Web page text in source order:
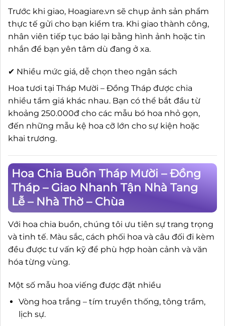
Trước khi giao, Hoagiare.vn sẽ chụp ảnh sản phẩm
thực tế gửi cho bạn kiểm tra. Khi giao thành công,
nhân viên tiếp tục báo lại bằng hình ảnh hoặc tin
nhắn để bạn yên tâm dù đang ở xa.
✔ Nhiều mức giá, dễ chọn theo ngân sách
Hoa tươi tại Tháp Mười – Đồng Tháp được chia
nhiều tầm giá khác nhau. Bạn có thể bắt đầu từ
khoảng 250.000đ cho các mẫu bó hoa nhỏ gọn,
đến những mẫu kệ hoa cỡ lớn cho sự kiện hoặc
khai trương.
Hoa Chia Buồn Tháp Mười – Đồng
Tháp – Giao Nhanh Tận Nhà Tang
Lễ – Nhà Thờ – Chùa
Với hoa chia buồn, chúng tôi ưu tiên sự trang trọng
và tinh tế. Màu sắc, cách phối hoa và câu đối đi kèm
đều được tư vấn kỹ để phù hợp hoàn cảnh và văn
hóa từng vùng.
Một số mẫu hoa viếng được đặt nhiều
Vòng hoa trắng – tím truyền thống, tông trầm,
lịch sự.